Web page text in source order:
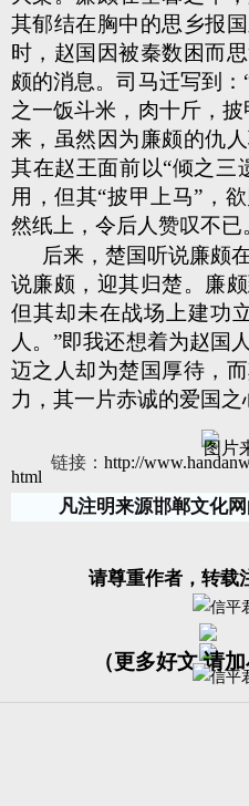
其郁结在胸中的思乡报
时，赵国因被秦数困而
颇的消息。司马迁写到
之一饭斗米，肉十斤，
来，虽然因为廉颇的仇
其在赵王面前以“倾之三
用，但其“披甲上马”，
然纸上，令后人赞叹不已
后来，楚国听说廉颇
说廉颇，迎其归楚。廉
但其却未在战场上建功
人。”即我还想着为赵国
迈之人却为楚国厚待，
力，其一片赤诚的爱国之
图片
链接： http://
html
凡注明来源邯郸文化
请尊重作者，转载
（更多好文 请